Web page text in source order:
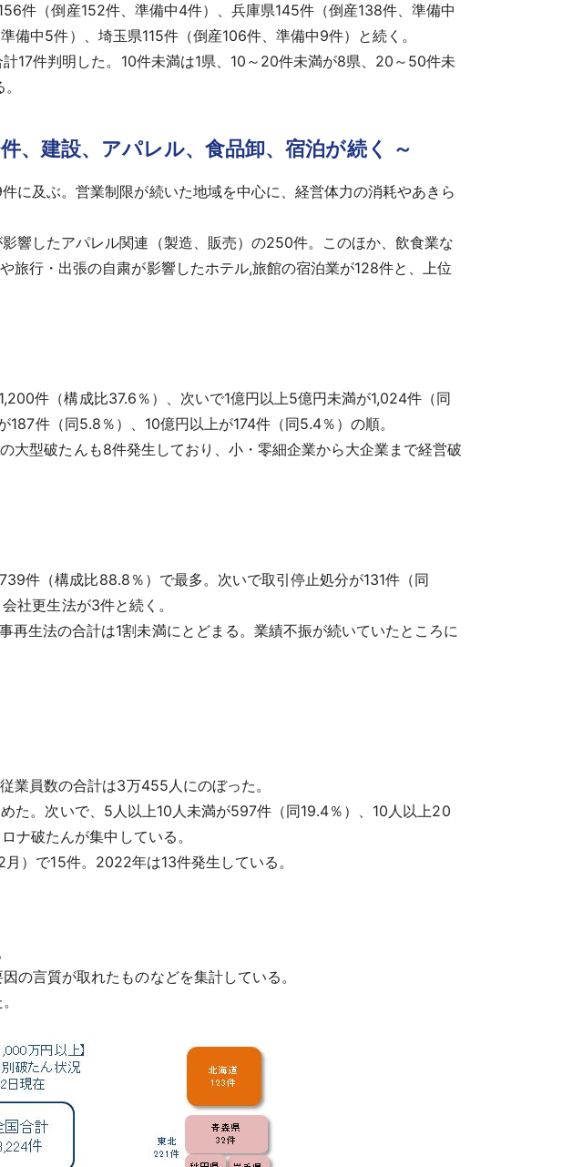
件（倒産152件、準備中4件）、兵庫県145件（倒産138件、準備中
中5件）、埼玉県115件（倒産106件、準備中9件）と続く。
17件判明した。10件未満は1県、10～20件未満が8県、20～50件未
、建設、アパレル、食品卸、宿泊が続く ～
及ぶ。営業制限が続いた地域を中心に、経営体力の消耗やあきら
響したアパレル関連（製造、販売）の250件。このほか、飲食業な
旅行・出張の自粛が影響したホテル,旅館の宿泊業が128件と、上位
件（構成比37.6％）、次いで1億円以上5億円未満が1,024件（同
件（同5.8％）、10億円以上が174件（同5.4％）の順。
大型破たんも8件発生しており、小・零細企業から大企業まで経営破
件（構成比88.8％）で最多。次いで取引停止処分が131件（同
社更生法が3件と続く。
再生法の合計は1割未満にとどまる。業績不振が続いていたところに
員数の合計は3万455人にのぼった。
た。次いで、5人以上10人未満が597件（同19.4％）、10人以上20
ナ破たんが集中している。
）で15件。2022年は13件発生している。
の言質が取れたものなどを集計している。